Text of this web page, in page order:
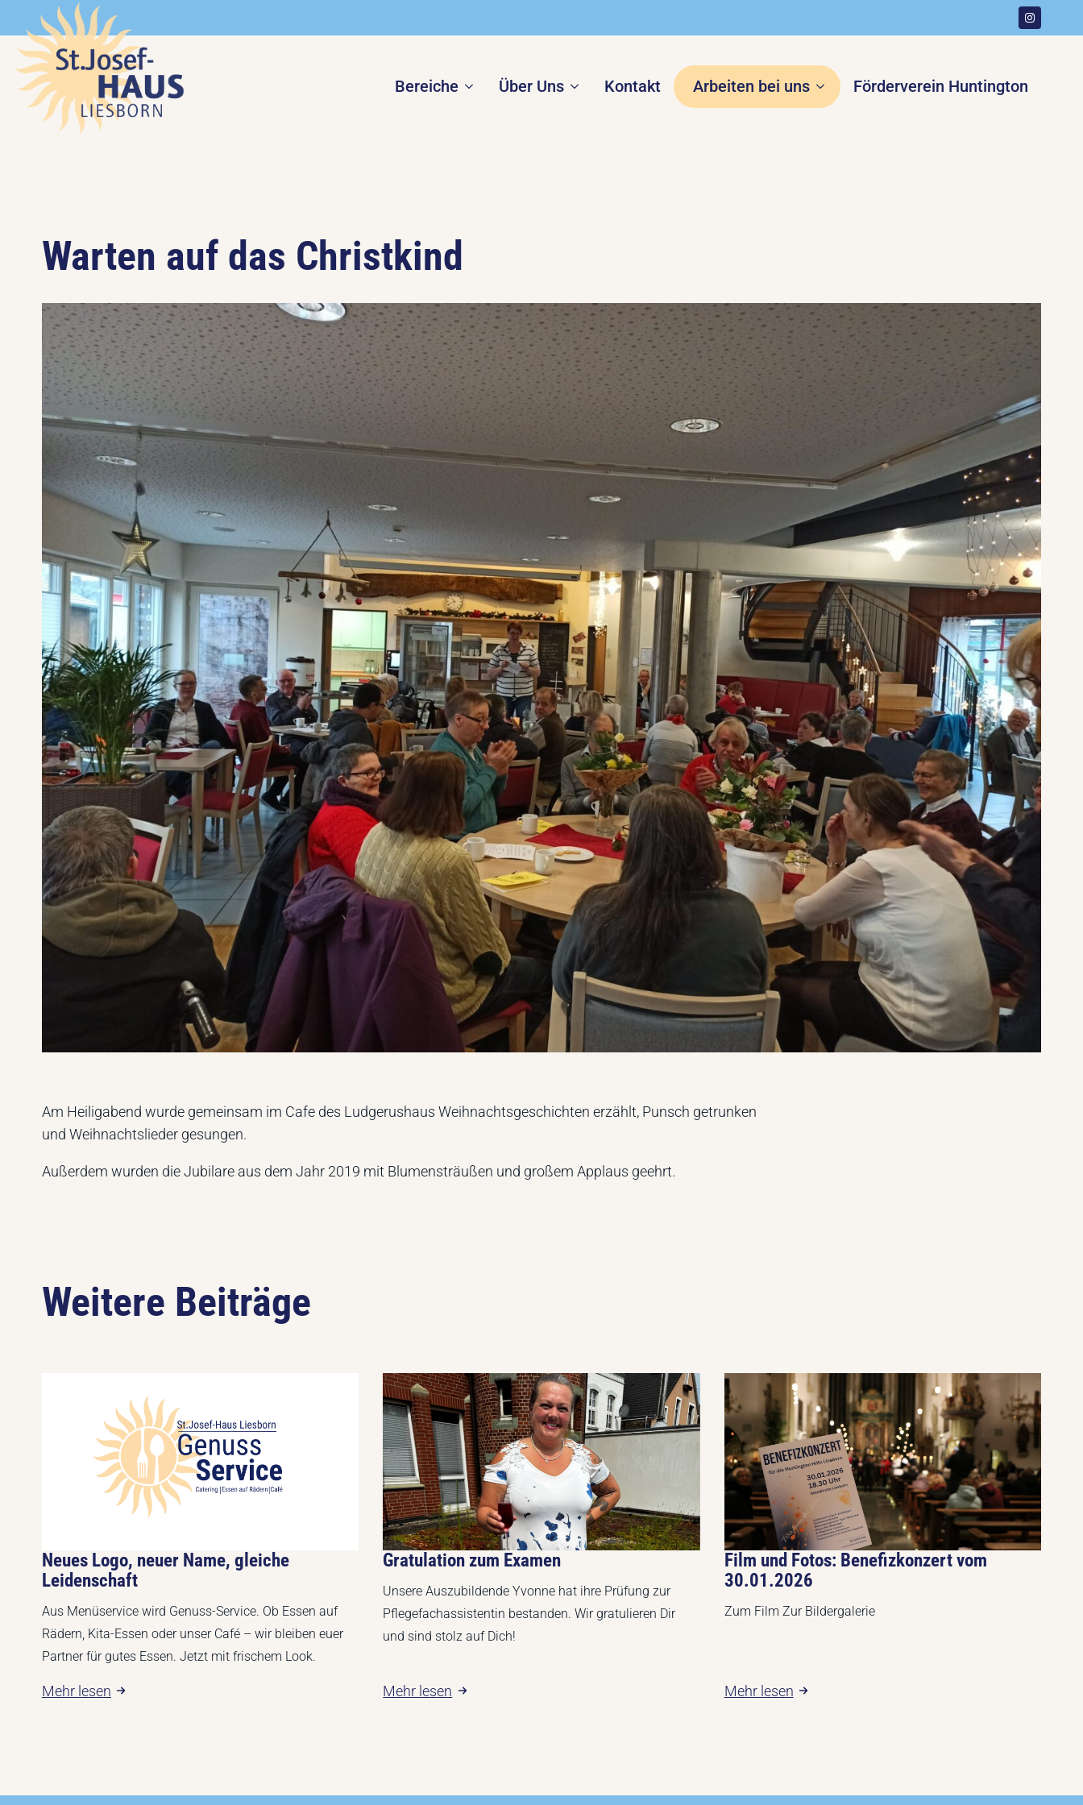
Bereiche Über Uns Kontakt Arbeiten bei uns Förderverein Huntington
Warten auf das Christkind
Am Heiligabend wurde gemeinsam im Cafe des Ludgerushaus Weihnachtsgeschichten erzählt, Punsch getrunken
und Weihnachtslieder gesungen.
Außerdem wurden die Jubilare aus dem Jahr 2019 mit Blumensträußen und großem Applaus geehrt.
Weitere Beiträge
Neues Logo, neuer Name, gleiche
Leidenschaft
Aus Menüservice wird Genuss-Service. Ob Essen auf
Rädern, Kita-Essen oder unser Café – wir bleiben euer
Partner für gutes Essen. Jetzt mit frischem Look.
Mehr lesen
Gratulation zum Examen
Unsere Auszubildende Yvonne hat ihre Prüfung zur
Pflegefachassistentin bestanden. Wir gratulieren Dir
und sind stolz auf Dich!
Mehr lesen
Film und Fotos: Benefizkonzert vom
30.01.2026
Zum Film Zur Bildergalerie
Mehr lesen